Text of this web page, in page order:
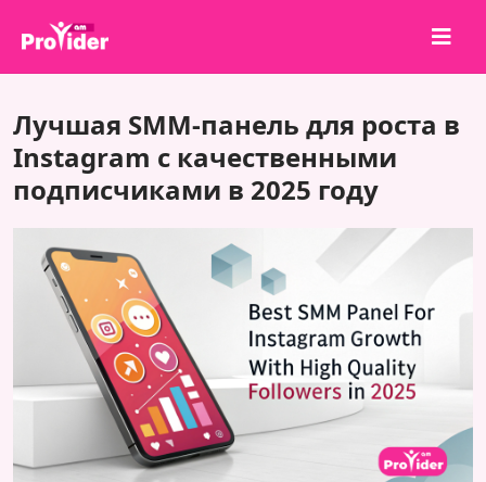
О нас
Войти
Регистрация
Услуги
Условия
Блог
Лучшая SMM-панель для роста в
Instagram с качественными
подписчиками в 2025 году